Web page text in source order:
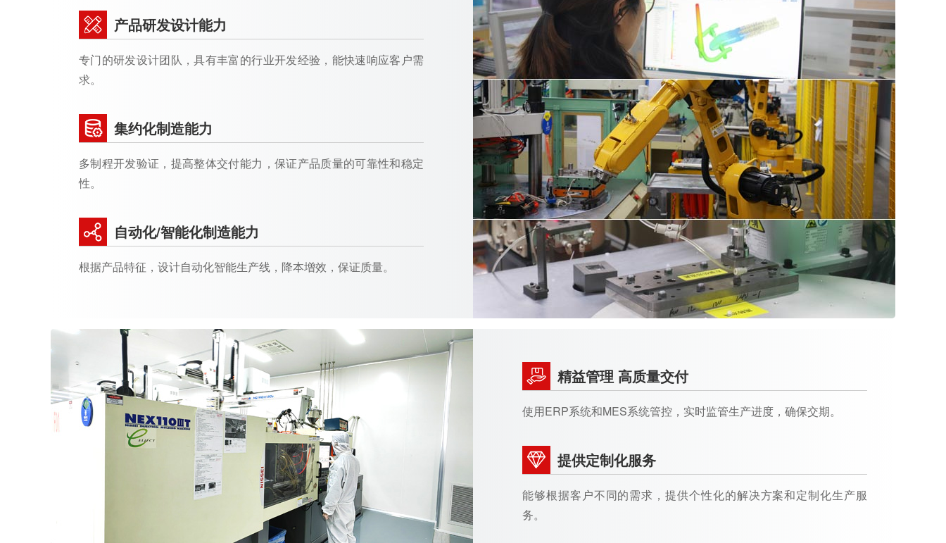
产品研发设计能力
专门的研发设计团队，具有丰富的行业开发经验，能快速响应客户需
求。
集约化制造能力
多制程开发验证，提高整体交付能力，保证产品质量的可靠性和稳定
性。
自动化/智能化制造能力
根据产品特征，设计自动化智能生产线，降本增效，保证质量。
精益管理 高质量交付
使用ERP系统和MES系统管控，实时监管生产进度，确保交期。
提供定制化服务
能够根据客户不同的需求，提供个性化的解决方案和定制化生产服
务。